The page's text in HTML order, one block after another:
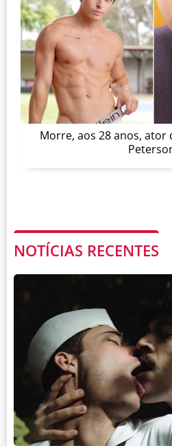
Morre, aos 28 anos, ator
NOTÍCIAS RECENTES